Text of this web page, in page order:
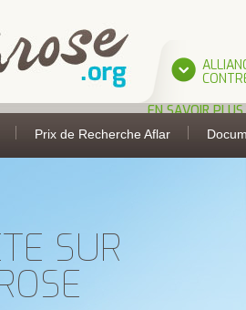
EN SAVOIR PLUS
L’ALLIANCE
UNE INITIATIVE
Prix de Recherche Aflar
SUR